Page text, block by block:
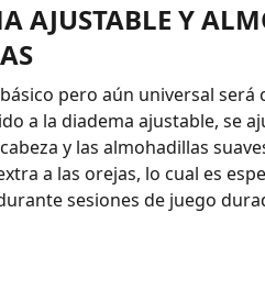
AJUSTABLE Y
pero aún universal será
a la diadema ajustable, se
y las almohadillas
a las orejas, lo cual es
sesiones de juego